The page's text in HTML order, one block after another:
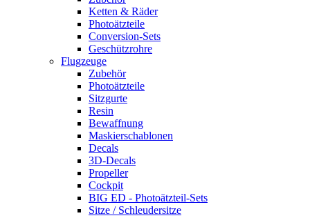
Ketten & Räder
Photoätzteile
Conversion-Sets
Geschützrohre
Flugzeuge
Zubehör
Photoätzteile
Sitzgurte
Resin
Bewaffnung
Maskierschablonen
Decals
3D-Decals
Propeller
Cockpit
BIG ED - Photoätzteil-Sets
Sitze / Schleudersitze